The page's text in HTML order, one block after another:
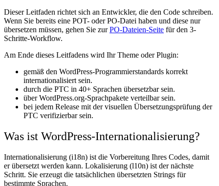
Dieser Leitfaden richtet sich an Entwickler, die den Code schreiben.
Wenn Sie bereits eine POT- oder PO-Datei haben und diese nur
übersetzen müssen, gehen Sie zurPO-Dateien-Seite für den 3-
Schritte-Workflow.
Am Ende dieses Leitfadens wird Ihr Theme oder Plugin:
gemäß den WordPress-Programmierstandards korrekt
internationalisiert sein.
durch die PTC in 40+ Sprachen übersetzbar sein.
über WordPress.org-Sprachpakete verteilbar sein.
bei jedem Release mit der visuellen Übersetzungsprüfung der
PTC verifizierbar sein.
Was ist WordPress-Internationalisierung?
Internationalisierung (i18n) ist die Vorbereitung Ihres Codes, damit
er übersetzt werden kann. Lokalisierung (l10n) ist der nächste
Schritt. Sie erzeugt die tatsächlichen übersetzten Strings für
bestimmte Sprachen.